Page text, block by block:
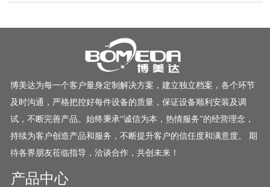
博美达为每一个客户量身定制解决方案，建立独立档案，各个环节
及时沟通，严格把控好每件设备的质量，保证设备顺利安装及调
试，不断完善产品。始终秉承“诚信为本，热情服务”的经营理念，
持续为客户创造产品和服务，不断提升客户的信任度和满意度。 期
待各界朋友莅临指导，洽谈合作，共创未来！
产品中心